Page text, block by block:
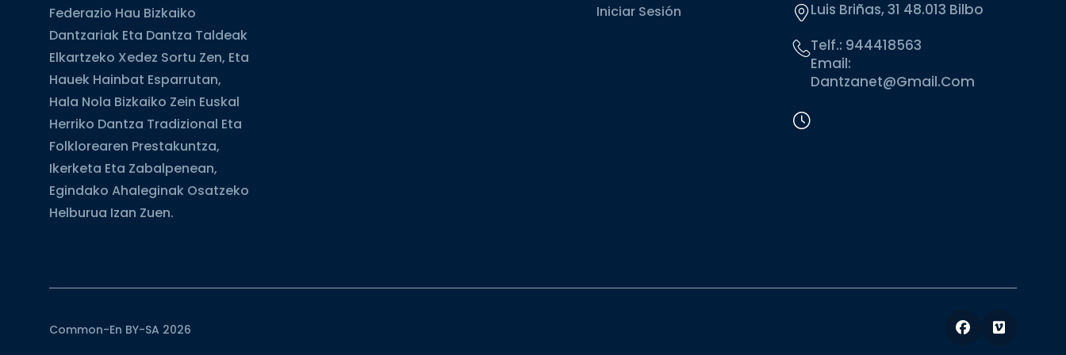
Federazio Hau Bizkaiko
Dantzariak Eta Dantza Taldeak
Elkartzeko Xedez Sortu Zen, Eta
Hauek Hainbat Esparrutan,
Hala Nola Bizkaiko Zein Euskal
Herriko Dantza Tradizional Eta
Folklorearen Prestakuntza,
Ikerketa Eta Zabalpenean,
Egindako Ahaleginak Osatzeko
Helburua Izan Zuen.
Iniciar Sesión
Luis Briñas, 31 48.013 Bilbo
Telf.: 944418563
Email:
Dantzanet@gmail.com
Common-En BY-SA 2026 Facebook
Vimeo